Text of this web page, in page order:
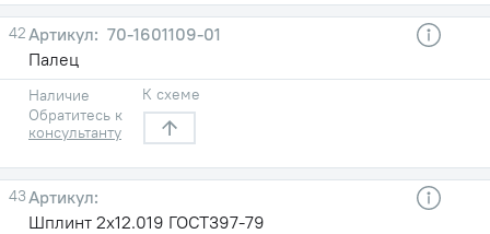
42
70-1601109-01
Палец
Наличие
Обратитесь к
консультанту
К схеме
43
Шплинт 2х12.019 ГОСТ397-79